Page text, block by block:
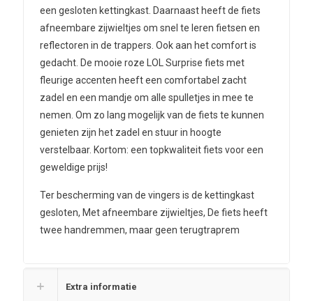
een gesloten kettingkast. Daarnaast heeft de fiets
afneembare zijwieltjes om snel te leren fietsen en
reflectoren in de trappers. Ook aan het comfort is
gedacht. De mooie roze LOL Surprise fiets met
fleurige accenten heeft een comfortabel zacht
zadel en een mandje om alle spulletjes in mee te
nemen. Om zo lang mogelijk van de fiets te kunnen
genieten zijn het zadel en stuur in hoogte
verstelbaar. Kortom: een topkwaliteit fiets voor een
geweldige prijs!
Ter bescherming van de vingers is de kettingkast
gesloten, Met afneembare zijwieltjes, De fiets heeft
twee handremmen, maar geen terugtraprem
Extra informatie